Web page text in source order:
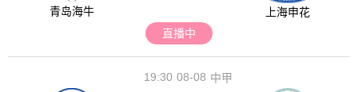
青岛海牛
上海申花
直播中
08-08
19:30 中甲